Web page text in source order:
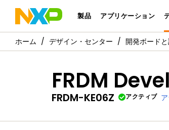
製品 アプリケーション
デザイン・センター 開発ボード
FRDM
FRDM-KE06Z アクティブ